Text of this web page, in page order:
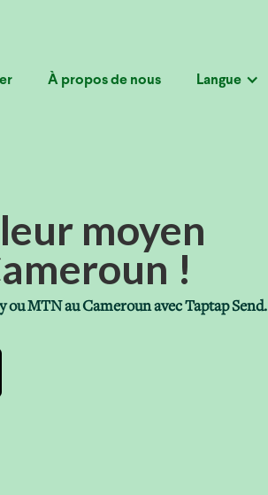
À propos de nous Langue
moyen
!
MTN au Cameroun avec Taptap Send.